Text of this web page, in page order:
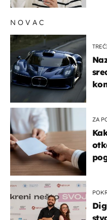
NOVAC
ZA